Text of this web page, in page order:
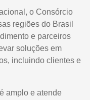
o Consórcio
regiões do Brasil
e parceiros
soluções em
incluindo clientes e
amplo e atende